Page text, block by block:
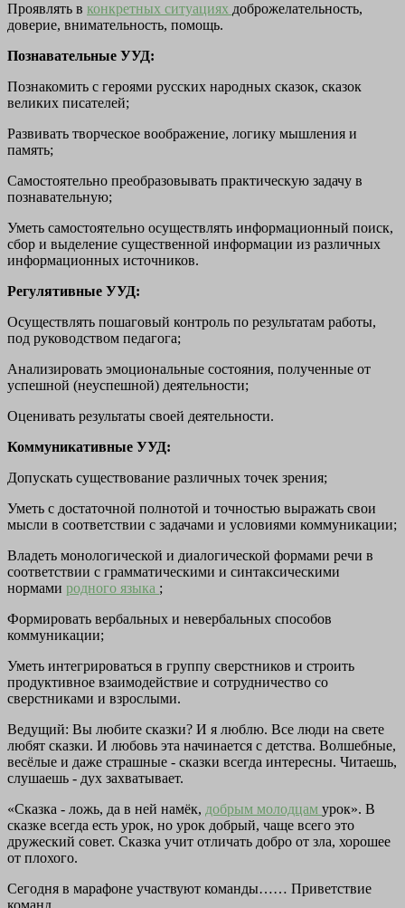
Проявлять в конкретных ситуациях доброжелательность,
доверие, внимательность, помощь.
Познавательные УУД:
Познакомить с героями русских народных сказок, сказок
великих писателей;
Развивать творческое воображение, логику мышления и
память;
Самостоятельно преобразовывать практическую задачу в
познавательную;
Уметь самостоятельно осуществлять информационный поиск,
сбор и выделение существенной информации из различных
информационных источников.
Регулятивные УУД:
Осуществлять пошаговый контроль по результатам работы,
под руководством педагога;
Анализировать эмоциональные состояния, полученные от
успешной (неуспешной) деятельности;
Оценивать результаты своей деятельности.
Коммуникативные УУД:
Допускать существование различных точек зрения;
Уметь с достаточной полнотой и точностью выражать свои
мысли в соответствии с задачами и условиями коммуникации;
Владеть монологической и диалогической формами речи в
соответствии с грамматическими и синтаксическими
нормами родного языка ;
Формировать вербальных и невербальных способов
коммуникации;
Уметь интегрироваться в группу сверстников и строить
продуктивное взаимодействие и сотрудничество со
сверстниками и взрослыми.
Ведущий: Вы любите сказки? И я люблю. Все люди на свете
любят сказки. И любовь эта начинается с детства. Волшебные,
весёлые и даже страшные - сказки всегда интересны. Читаешь,
слушаешь - дух захватывает.
«Сказка - ложь, да в ней намёк, добрым молодцам урок». В
сказке всегда есть урок, но урок добрый, чаще всего это
дружеский совет. Сказка учит отличать добро от зла, хорошее
от плохого.
Сегодня в марафоне участвуют команды…… Приветствие